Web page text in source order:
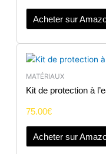
Acheter sur
MATÉRIAUX
Kit de protection à
75.00€
Acheter sur